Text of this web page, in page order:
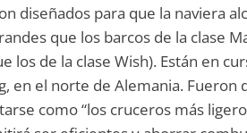
diseñados para que la naviera
que los barcos de la clase
los de la clase Wish). Están en
en el norte de Alemania. Fueron
como “los cruceros más